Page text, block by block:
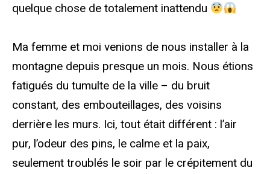
quelque chose de totalement inattendu
Ma femme et moi venions de nous installer à la
montagne depuis presque un mois. Nous étions
fatigués du tumulte de la ville – du bruit
constant, des embouteillages, des voisins
derrière les murs. Ici, tout était différent : l’air
pur, l’odeur des pins, le calme et la paix,
seulement troublés le soir par le crépitement du